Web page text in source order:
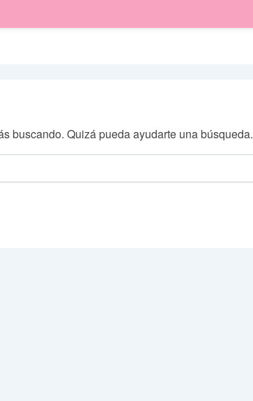
buscando. Quizá pueda ayudarte una búsqueda.